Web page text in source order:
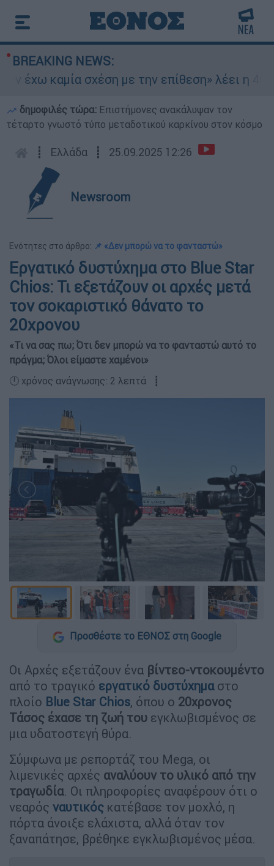
BREAKING NEWS:
καμία σχέση με την επίθεση» λέει η
δημοφιλές τώρα: Επιστήμονες ανακάλυψαν τον
τέταρτο γνωστό τύπο μεταδοτικού καρκίνου στον κόσμο
┋ Ελλάδα ┋ 25.09.2025 12:26
Newsroom
Ενότητες στο άρθρο: 📌 «Δεν μπορώ να το φανταστώ»
Εργατικό δυστύχημα στο Blue Star
Chios: Τι εξετάζουν οι αρχές μετά
τον σοκαριστικό θάνατο το
20χρονου
«Τι να σας πω; Ότι δεν μπορώ να το φανταστώ αυτό το
πράγμα; Όλοι είμαστε χαμένοι»
🕛 χρόνος ανάγνωσης: 2 λεπτά ┋
Προσθέστε το ΕΘΝΟΣ στη Google
Οι Αρχές εξετάζουν ένα βίντεο-ντοκουμέντο
από το τραγικό εργατικό δυστύχημαστο
πλοίο Blue Star Chios, όπου ο 20χρονος
Τάσος έχασε τη ζωή του εγκλωβισμένος σε
μια υδατοστεγή θύρα.
Σύμφωνα με ρεπορτάζ του Mega, οι
λιμενικές αρχές αναλύουν το υλικό από την
τραγωδία. Οι πληροφορίες αναφέρουν ότι ο
νεαρός ναυτικός κατέβασε τον μοχλό, η
πόρτα άνοιξε ελάχιστα, αλλά όταν τον
ξαναπάτησε, βρέθηκε εγκλωβισμένος μέσα.